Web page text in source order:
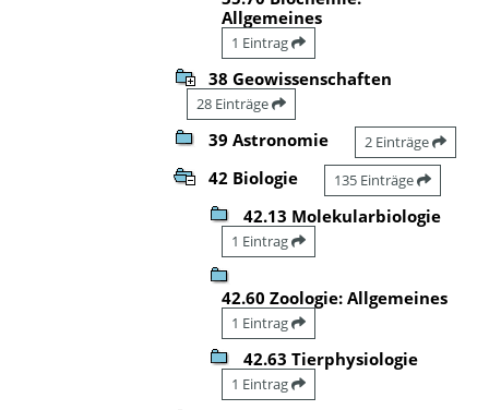
Allgemeines
1 Eintrag
38 Geowissenschaften
28 Einträge
39 Astronomie 2 Einträge
42 Biologie 135 Einträge
42.13 Molekularbiologie
1 Eintrag
42.60 Zoologie: Allgemeines
1 Eintrag
42.63 Tierphysiologie
1 Eintrag